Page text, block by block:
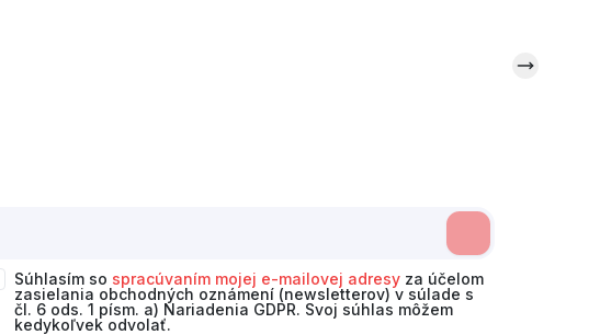
Súhlasím so spracúvaním mojej e-mailovej adresy za účelom
zasielania obchodných oznámení (newsletterov) v súlade s
čl. 6 ods. 1 písm. a) Nariadenia GDPR. Svoj súhlas môžem
kedykoľvek odvolať.